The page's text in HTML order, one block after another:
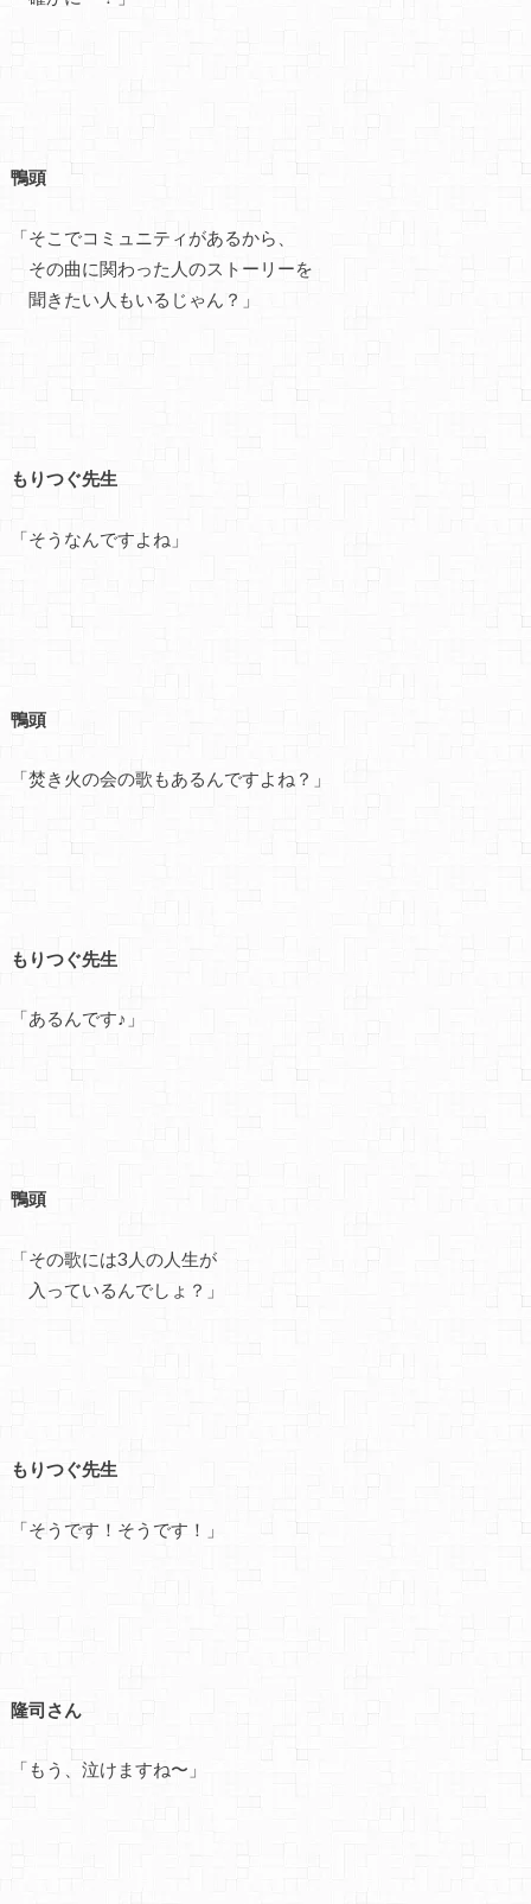
鴨頭
「そこでコミュニティがあるから、
その曲に関わった人のストーリーを
聞きたい人もいるじゃん？」
もりつぐ先生
「そうなんですよね」
鴨頭
「焚き火の会の歌もあるんですよね？」
もりつぐ先生
「あるんです♪」
鴨頭
「その歌には3人の人生が
入っているんでしょ？」
もりつぐ先生
「そうです！そうです！」
隆司さん
「もう、泣けますね〜」